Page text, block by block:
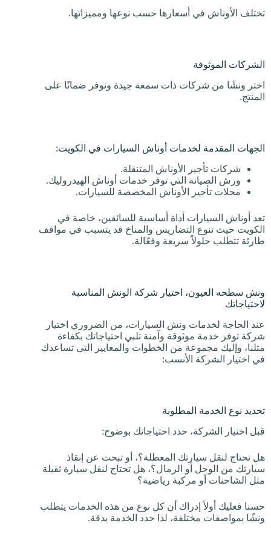
تختلف الأوناش في أسعارها حسب نوعها ومميزاتها.
الشركات الموثوقة
اختر ونشًا من شركات ذات سمعة جيدة وتوفر ضمانًا على
المنتج.
الجهات المقدمة لخدمات أوناش السيارات في الكويت:
شركات تأجير الأوناش المتنقلة.
ورش الصيانة التي توفر خدمات أوناش الهيدروليك.
محلات تأجير الأوناش المخصصة للسيارات.
تعد أوناش السيارات أداة أساسية للسائقين، خاصة في
الكويت حيث تنوع التضاريس والمناخ قد يتسبب في مواقف
طارئة تتطلب حلولاً سريعة وفعّالة.
ونش سطحه العيون، اختيار شركة الونش المناسبة
لاحتياجاتك
عند الحاجة لخدمات ونش السيارات، من الضروري اختيار
شركة توفر خدمة موثوقة وآمنة تلبي احتياجاتك بكفاءة
مثلنا، وإليك مجموعة من الخطوات والمعايير التي تساعدك
في اختيار الشركة الأنسب:
تحديد نوع الخدمة المطلوبة
قبل اختيار الشركة، حدد احتياجاتك بوضوح:
هل تحتاج لنقل سيارتك المعطلة؟، أو تبحث عن إنقاذ
سيارتك من الوحل أو الرمال؟، هل تحتاج لنقل سيارة ثقيلة
مثل الشاحنات أو مركبة رياضية؟
حسنا فعليك أولاً إدراك أن كل نوع من هذه الخدمات يتطلب
ونشًا بمواصفات مختلفة، لذا حدد الخدمة بدقة.